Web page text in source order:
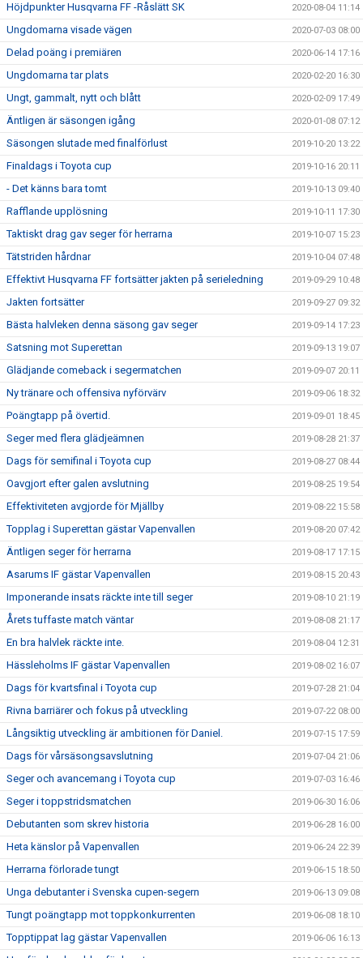
Höjdpunkter Husqvarna FF -Råslätt SK 2020-08-04 11:14
Ungdomarna visade vägen 2020-07-03 08:00
Delad poäng i premiären 2020-06-14 17:16
Ungdomarna tar plats 2020-02-20 16:30
Ungt, gammalt, nytt och blått 2020-02-09 17:49
Äntligen är säsongen igång 2020-01-08 07:12
Säsongen slutade med finalförlust 2019-10-20 13:22
Finaldags i Toyota cup 2019-10-16 20:11
- Det känns bara tomt 2019-10-13 09:40
Rafflande upplösning 2019-10-11 17:30
Taktiskt drag gav seger för herrarna 2019-10-07 15:23
Tätstriden hårdnar 2019-10-04 07:48
Effektivt Husqvarna FF fortsätter jakten på serieledning 2019-09-29 10:48
Jakten fortsätter 2019-09-27 09:32
Bästa halvleken denna säsong gav seger 2019-09-14 17:23
Satsning mot Superettan 2019-09-13 19:07
Glädjande comeback i segermatchen 2019-09-07 20:11
Ny tränare och offensiva nyförvärv 2019-09-06 18:32
Poängtapp på övertid. 2019-09-01 18:45
Seger med flera glädjeämnen 2019-08-28 21:37
Dags för semifinal i Toyota cup 2019-08-27 08:44
Oavgjort efter galen avslutning 2019-08-25 19:54
Effektiviteten avgjorde för Mjällby 2019-08-22 15:58
Topplag i Superettan gästar Vapenvallen 2019-08-20 07:42
Äntligen seger för herrarna 2019-08-17 17:15
Asarums IF gästar Vapenvallen 2019-08-15 20:43
Imponerande insats räckte inte till seger 2019-08-10 21:19
Årets tuffaste match väntar 2019-08-08 21:17
En bra halvlek räckte inte. 2019-08-04 12:31
Hässleholms IF gästar Vapenvallen 2019-08-02 16:07
Dags för kvartsfinal i Toyota cup 2019-07-28 21:04
Rivna barriärer och fokus på utveckling 2019-07-22 08:00
Långsiktig utveckling är ambitionen för Daniel. 2019-07-15 17:59
Dags för vårsäsongsavslutning 2019-07-04 21:06
Seger och avancemang i Toyota cup 2019-07-03 16:46
Seger i toppstridsmatchen 2019-06-30 16:06
Debutanten som skrev historia 2019-06-28 16:00
Heta känslor på Vapenvallen 2019-06-24 22:39
Herrarna förlorade tungt 2019-06-15 18:50
Unga debutanter i Svenska cupen-segern 2019-06-13 09:08
Tungt poängtapp mot toppkonkurrenten 2019-06-08 18:10
Topptippat lag gästar Vapenvallen 2019-06-06 16:13